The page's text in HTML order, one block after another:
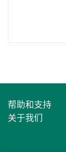
帮助和支持
关于我们